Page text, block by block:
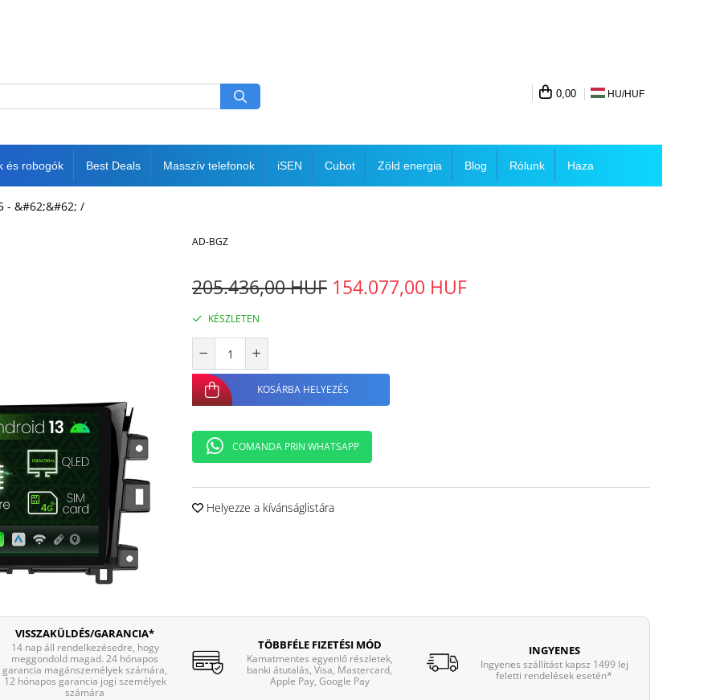
0,00 HU/HUF
és robogók Best Deals Masszív telefonok iSEN Cubot Zöld energia Blog Rólunk Haza
- &#62;&#62; /
AD-BGZ
205.436,00 HUF 154.077,00 HUF
KÉSZLETEN
KOSÁRBA HELYEZÉS
COMANDA PRIN WHATSAPP
Helyezze a kívánságlistára
VISSZAKÜLDÉS/GARANCIA*
14 nap áll rendelkezésedre, hogy
meggondold magad. 24 hónapos
garancia magánszemélyek számára,
12 hónapos garancia jogi személyek
számára
TÖBBFÉLE FIZETÉSI MÓD
Kamatmentes egyenlő részletek,
banki átutalás, Visa, Mastercard,
Apple Pay, Google Pay
INGYENES
Ingyenes szállítást kapsz 1499 lej
feletti rendelések esetén*